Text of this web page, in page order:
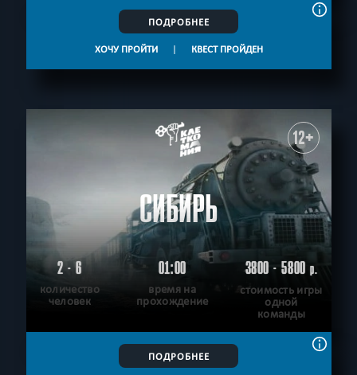
ПОДРОБНЕЕ
ХОЧУ ПРОЙТИ | КВЕСТ ПРОЙДЕН
12+
СИБИРЬ
2 - 6
количество
человек
01:00
время на
прохождение
3800 - 5800р.
стоимость игры
одной
команды
ПОДРОБНЕЕ